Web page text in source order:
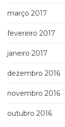
março 2017
fevereiro 2017
janeiro 2017
dezembro 2016
novembro 2016
outubro 2016